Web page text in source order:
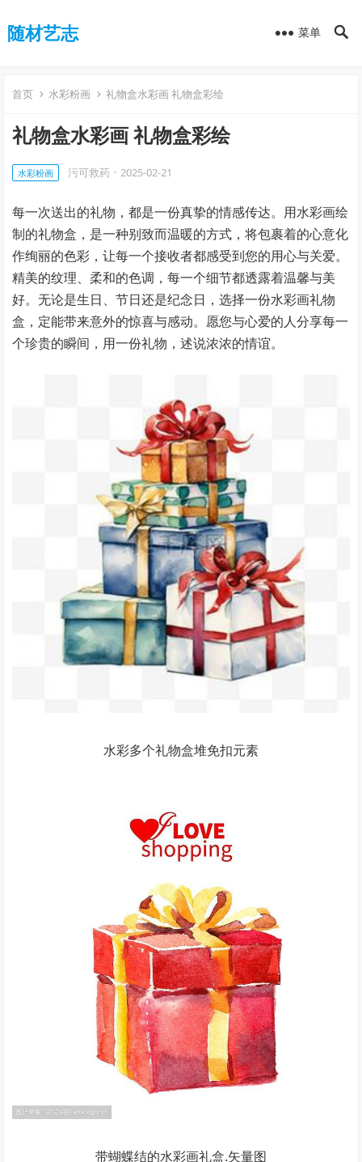
随材艺志 菜单
首页 水彩粉画 礼物盒水彩画 礼物盒彩绘
礼物盒水彩画 礼物盒彩绘
水彩粉画 污可救药 · 2025-02-21
每一次送出的礼物，都是一份真挚的情感传达。用水彩画绘
制的礼物盒，是一种别致而温暖的方式，将包裹着的心意化
作绚丽的色彩，让每一个接收者都感受到您的用心与关爱。
精美的纹理、柔和的色调，每一个细节都透露着温馨与美
好。无论是生日、节日还是纪念日，选择一份水彩画礼物
盒，定能带来意外的惊喜与感动。愿您与心爱的人分享每一
个珍贵的瞬间，用一份礼物，述说浓浓的情谊。
水彩多个礼物盒堆免扣元素
带蝴蝶结的水彩画礼盒.矢量图